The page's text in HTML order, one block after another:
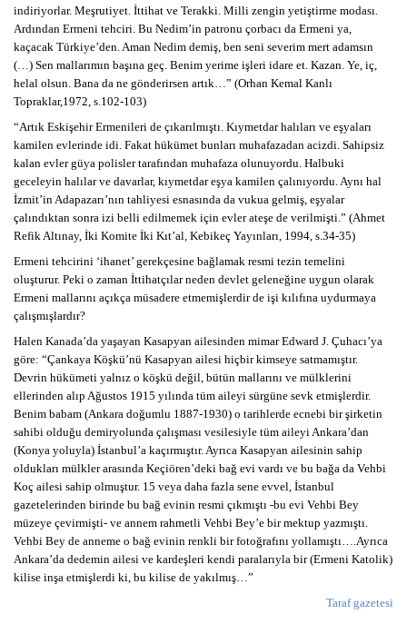
indiriyorlar. Meşrutiyet. İttihat ve Terakki. Milli zengin yetiştirme modası.
Ardından Ermeni tehciri. Bu Nedim’in patronu çorbacı da Ermeni ya,
kaçacak Türkiye’den. Aman Nedim demiş, ben seni severim mert adamsın
(…) Sen mallarımın başına geç. Benim yerime işleri idare et. Kazan. Ye, iç,
helal olsun. Bana da ne gönderirsen artık…” (Orhan Kemal Kanlı
Topraklar,1972, s.102-103)
“Artık Eskişehir Ermenileri de çıkarılmıştı. Kıymetdar halıları ve eşyaları
kamilen evlerinde idi. Fakat hükümet bunları muhafazadan acizdi. Sahipsiz
kalan evler güya polisler tarafından muhafaza olunuyordu. Halbuki
geceleyin halılar ve davarlar, kıymetdar eşya kamilen çalınıyordu. Aynı hal
İzmit’in Adapazarı’nın tahliyesi esnasında da vukua gelmiş, eşyalar
çalındıktan sonra izi belli edilmemek için evler ateşe de verilmişti.” (Ahmet
Refik Altınay, İki Komite İki Kıt’al, Kebikeç Yayınları, 1994, s.34-35)
Ermeni tehcirini ‘ihanet’ gerekçesine bağlamak resmi tezin temelini
oluşturur. Peki o zaman İttihatçılar neden devlet geleneğine uygun olarak
Ermeni mallarını açıkça müsadere etmemişlerdir de işi kılıfına uydurmaya
çalışmışlardır?
Halen Kanada’da yaşayan Kasapyan ailesinden mimar Edward J. Çuhacı’ya
göre: “Çankaya Köşkü’nü Kasapyan ailesi hiçbir kimseye satmamıştır.
Devrin hükümeti yalnız o köşkü değil, bütün mallarını ve mülklerini
ellerinden alıp Ağustos 1915 yılında tüm aileyi sürgüne sevk etmişlerdir.
Benim babam (Ankara doğumlu 1887-1930) o tarihlerde ecnebi bir şirketin
sahibi olduğu demiryolunda çalışması vesilesiyle tüm aileyi Ankara’dan
(Konya yoluyla) İstanbul’a kaçırmıştır. Ayrıca Kasapyan ailesinin sahip
oldukları mülkler arasında Keçiören’deki bağ evi vardı ve bu bağa da Vehbi
Koç ailesi sahip olmuştur. 15 veya daha fazla sene evvel, İstanbul
gazetelerinden birinde bu bağ evinin resmi çıkmıştı -bu evi Vehbi Bey
müzeye çevirmişti- ve annem rahmetli Vehbi Bey’e bir mektup yazmıştı.
Vehbi Bey de anneme o bağ evinin renkli bir fotoğrafını yollamıştı….Ayrıca
Ankara’da dedemin ailesi ve kardeşleri kendi paralarıyla bir (Ermeni Katolik)
kilise inşa etmişlerdi ki, bu kilise de yakılmış…”
Taraf gazetesi